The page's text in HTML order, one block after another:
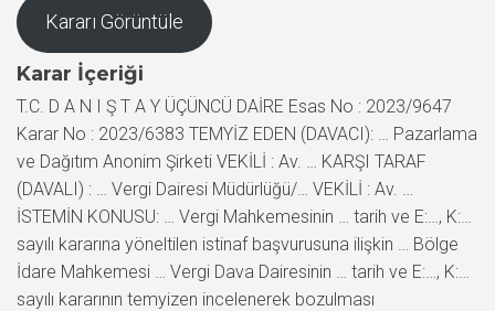
Kararı Görüntüle
Karar İçeriği
T.C. D A N I Ş T A Y ÜÇÜNCÜ DAİRE Esas No : 2023/9647
Karar No : 2023/6383 TEMYİZ EDEN (DAVACI): … Pazarlama
ve Dağıtım Anonim Şirketi VEKİLİ : Av. … KARŞI TARAF
(DAVALI) : … Vergi Dairesi Müdürlüğü/… VEKİLİ : Av. …
İSTEMİN KONUSU: … Vergi Mahkemesinin … tarih ve E:…, K:…
sayılı kararına yöneltilen istinaf başvurusuna ilişkin … Bölge
İdare Mahkemesi … Vergi Dava Dairesinin … tarih ve E:…, K:…
sayılı kararının temyizen incelenerek bozulması